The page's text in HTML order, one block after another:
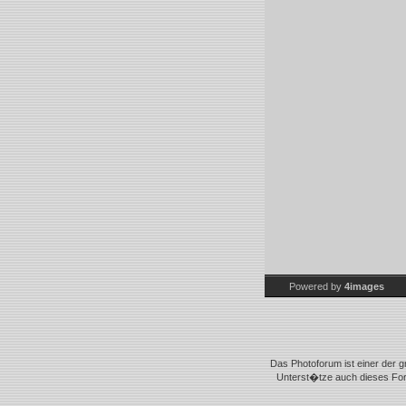
Powered by 4images
Das Photoforum ist einer der
Unterst�tze auch dieses